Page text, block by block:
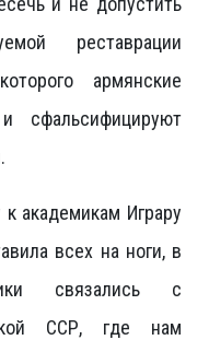
реставрации
армянские
сфальсифицируют
академикам Играру
всех на ноги, в
связались с
ССР, где нам